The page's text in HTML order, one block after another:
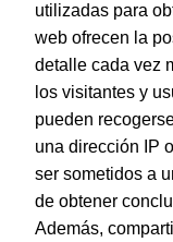
Notebooks
Papel y Manipulados
Protección y
Sistemas de corte
Tarjetas de Felicitación
utilizadas para
web ofrecen la
detalle cada vez
los visitantes y
pueden
una dirección IP
ser sometidos a
de obtener
Además,